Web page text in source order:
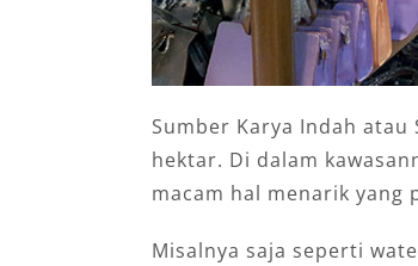
Sumber Karya Indah
hektar. Di dalam
macam hal menarik yang
Misalnya saja seperti